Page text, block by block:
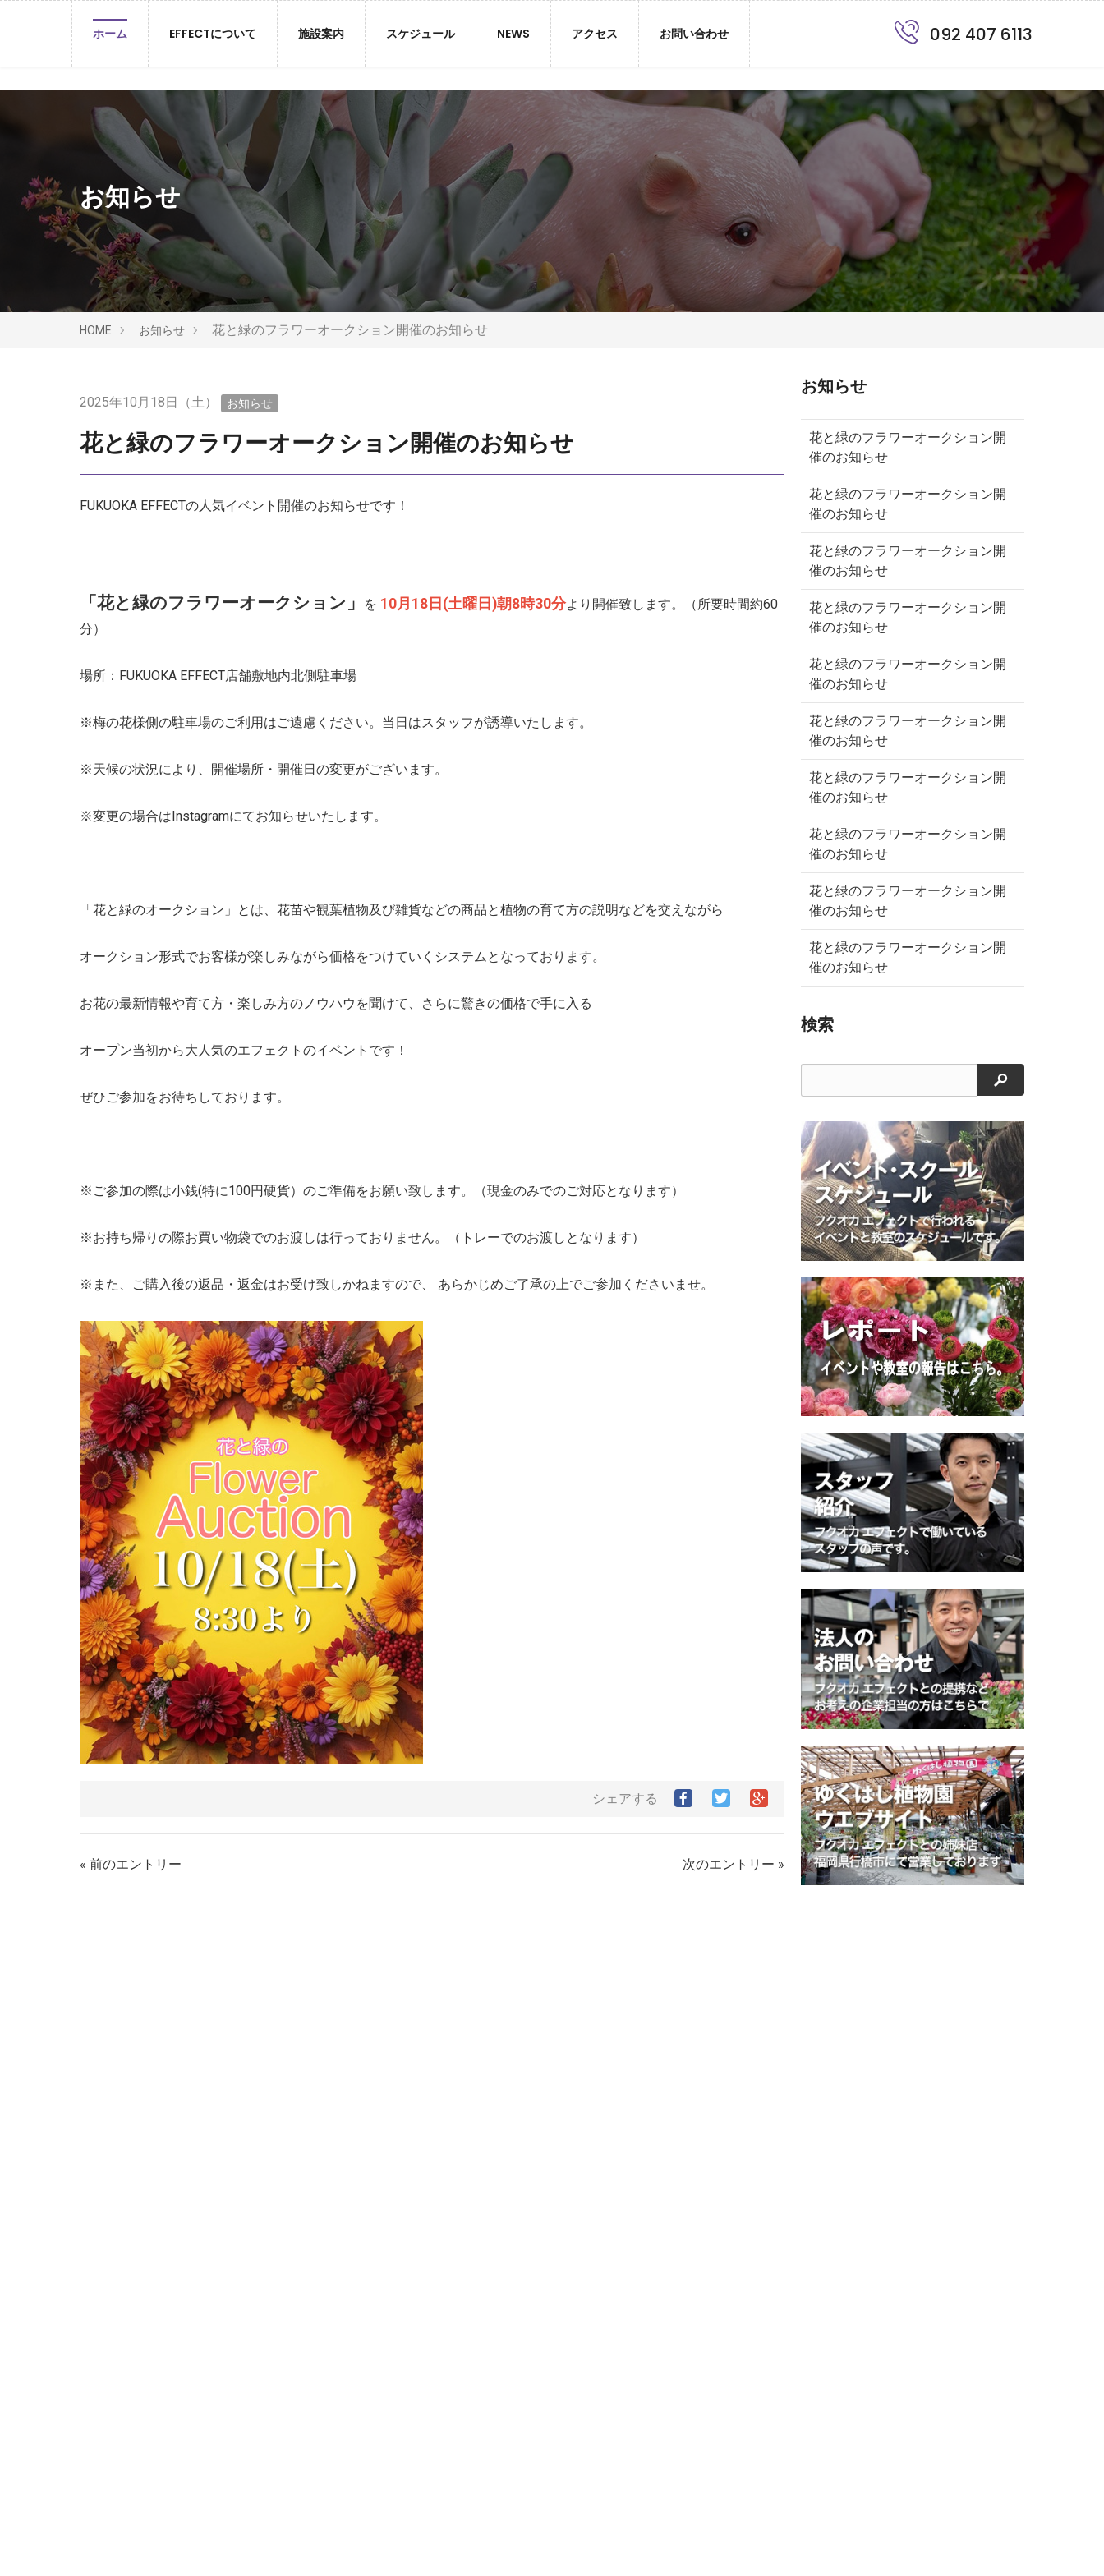
福岡市西区
西の丘２-１
Mon - Sun
10.00 - 18.00.
お問い合わせ
ホーム EFFECTについて 施設案内 スケジュール NEWS アクセス お問い合わせ 092 407 6113
お知らせ
HOME お知らせ 花と緑のフラワーオークション開催のお知らせ
2025年10月18日（土） お知らせ
花と緑のフラワーオークション開催のお知らせ
FUKUOKA EFFECTの人気イベント開催のお知らせです！
「花と緑のフラワーオークション」 を 10月18 日(土曜日)朝8時30分より開催致します。（所要時間約60
分）
場所：FUKUOKA EFFECT店舗敷地内北側駐車場
※梅の花様側の駐車場のご利用はご遠慮ください。当日はスタッフが誘導いたします。
※天候の状況により、開催場所・開催日の変更がございます。
※変更の場合はInstagramにてお知らせいたします。
「花と緑のオークション」とは、花苗や観葉植物及び雑貨などの商品と植物の育て方の説明などを交えながら
オークション形式でお客様が楽しみながら価格をつけていくシステムとなっております。
お花の最新情報や育て方・楽しみ方のノウハウを聞けて、さらに驚きの価格で手に入る
オープン当初から大人気のエフェクトのイベントです！
ぜひご参加をお待ちしております。
※ご参加の際は小銭(特に100円硬貨）のご準備をお願い致します。（現金のみでのご対応となります）
※お持ち帰りの際お買い物袋でのお渡しは行っておりません。（トレーでのお渡しとなります）
※また、ご購入後の返品・返金はお受け致しかねますので、 あらかじめご了承の上でご参加くださいませ。
シェアする
Facebook
で
ア
す
Twitter
で
ア
す
Google+で
シ
« 前のエントリー 次のエントリー »
お知らせ
花と緑のフラワーオークション開
催のお知らせ
花と緑のフラワーオークション開
催のお知らせ
花と緑のフラワーオークション開
催のお知らせ
花と緑のフラワーオークション開
催のお知らせ
花と緑のフラワーオークション開
催のお知らせ
花と緑のフラワーオークション開
催のお知らせ
花と緑のフラワーオークション開
催のお知らせ
花と緑のフラワーオークション開
催のお知らせ
花と緑のフラワーオークション開
催のお知らせ
花と緑のフラワーオークション開
催のお知らせ
検索
検索